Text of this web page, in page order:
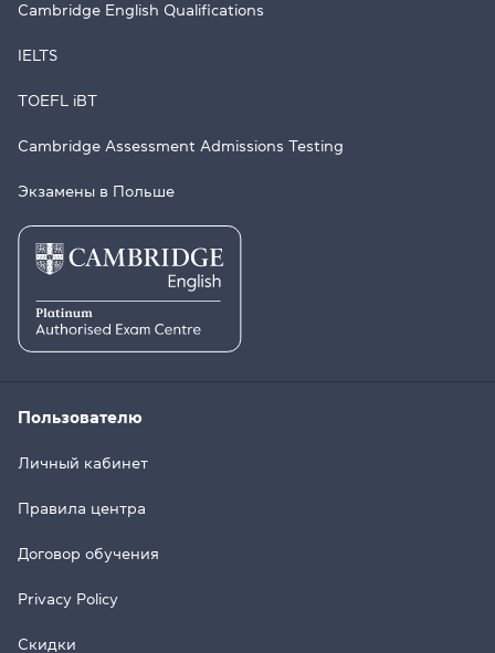
Cambridge English Qualifications
IELTS
TOEFL iBT
Cambridge Assessment Admissions Testing
Экзамены в Польше
Пользователю
Личный кабинет
Правила центра
Договор обучения
Privacy Policy
Скидки